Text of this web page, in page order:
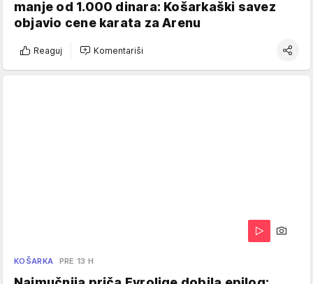
manje od 1.000 dinara: Košarkaški savez
objavio cene karata za Arenu
Reaguj Komentariši
KOŠARKA PRE 13 H